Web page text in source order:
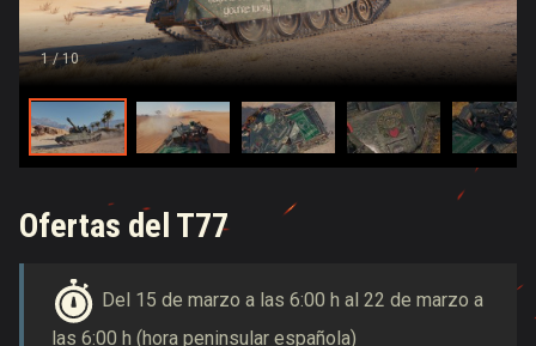
1/ 10
Ofertas del T77
Del 15 de marzo a las 6:00 h al 22 de marzo a
las 6:00 h (hora peninsular española)